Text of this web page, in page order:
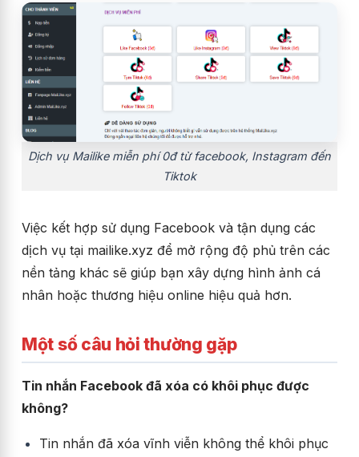
Dịch vụ Mailike miễn phí 0đ từ facebook, Instagram đến
Tiktok
Việc kết hợp sử dụng Facebook và tận dụng các
dịch vụ tại mailike.xyz để mở rộng độ phủ trên các
nền tảng khác sẽ giúp bạn xây dựng hình ảnh cá
nhân hoặc thương hiệu online hiệu quả hơn.
Một số câu hỏi thường gặp
Tin nhắn Facebook đã xóa có khôi phục được
không?
Tin nhắn đã xóa vĩnh viễn không thể khôi phục